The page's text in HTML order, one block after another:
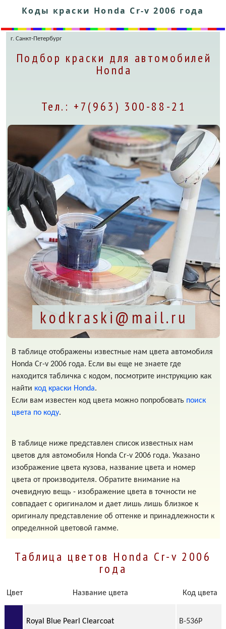
Коды краски Honda Cr-v 2006 года
г. Санкт-Петербург
Подбор краски для автомобилей
Honda
Тел.: +7(963) 300-88-21
kodkraski@mail.ru
В таблице отображены известные нам цвета автомобиля
Honda Cr-v 2006 года. Если вы еще не знаете где
находится табличка с кодом, посмотрите инструкцию как
найти код краски Honda.
Если вам известен код цвета можно попробовать поиск
цвета по коду.
В таблице ниже представлен список известных нам
цветов для автомобиля Honda Cr-v 2006 года. Указано
изображение цвета кузова, название цвета и номер
цвета от производителя. Обратите внимание на
очевидную вещь - изображение цвета в точности не
совпадает с оригиналом и дает лишь лишь близкое к
оригиналу представление об оттенке и принадлежности к
определнной цветовой гамме.
Таблица цветов Honda Cr-v 2006
года
Цвет Название цвета Код цвета
Royal Blue Pearl Clearcoat B-536P